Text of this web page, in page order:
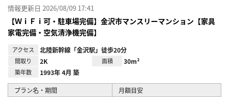
情報更新日 2026/08/09 17:41
【ＷｉＦｉ可・駐車場完備】金沢市マンスリーマンション【家具
家電完備・空気清浄機完備】
アクセス 北陸新幹線「金沢駅」徒歩20分
間取り 2K 面積 30m²
築年数 1993年 4月 築
プラン名・期間 月額目安